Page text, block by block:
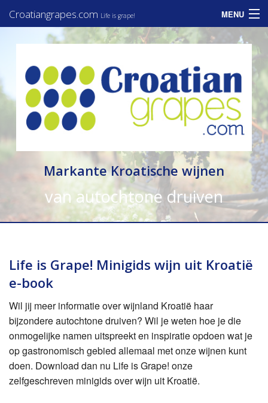
Croatiangrapes.com Life is grape! MENU
Assortiment
Informatie
Zakelijk
Consumenten
Markante Kroatische wijnen
van autochtone druiven
Life is Grape! Minigids wijn uit Kroatië
e-book
Wil jij meer informatie over wijnland Kroatië haar
bijzondere autochtone druiven? Wil je weten hoe je die
onmogelijke namen uitspreekt en inspiratie opdoen wat je
op gastronomisch gebied allemaal met onze wijnen kunt
doen. Download dan nu Life is Grape! onze
zelfgeschreven minigids over wijn uit Kroatië.